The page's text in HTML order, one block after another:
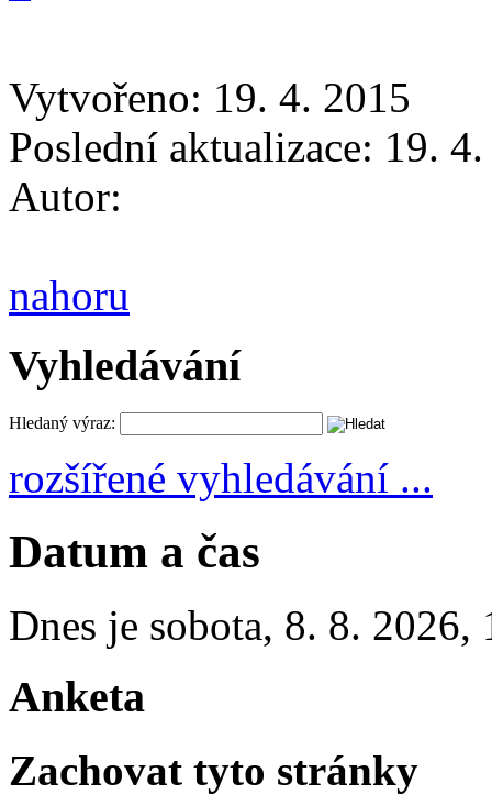
Vytvořeno: 19. 4. 2015
Poslední aktualizace: 19.
Autor:
nahoru
Vyhledávání
Hledaný výraz:
rozšířené vyhledávání ...
Datum a čas
Dnes je sobota, 8. 8. 2026,
Anketa
Zachovat tyto stránky